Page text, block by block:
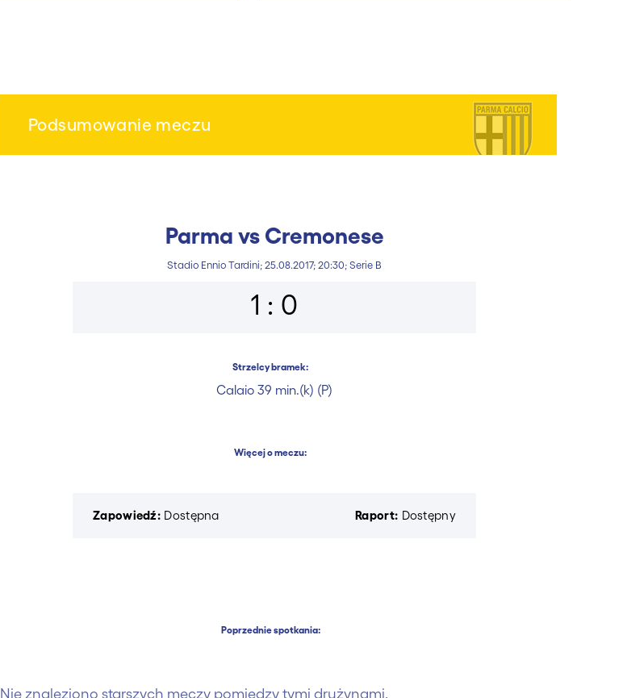
Podsumowanie meczu
Parma vs Cremonese
Stadio Ennio Tardini; 25.08.2017; 20:30; Serie B
1 : 0
Strzelcy bramek:
Calaio 39 min.(k) (P)
Więcej o meczu:
Zapowiedź: Dostępna Raport: Dostępny
Poprzednie spotkania:
Nie znaleziono starszych meczy pomiędzy tymi drużynami.